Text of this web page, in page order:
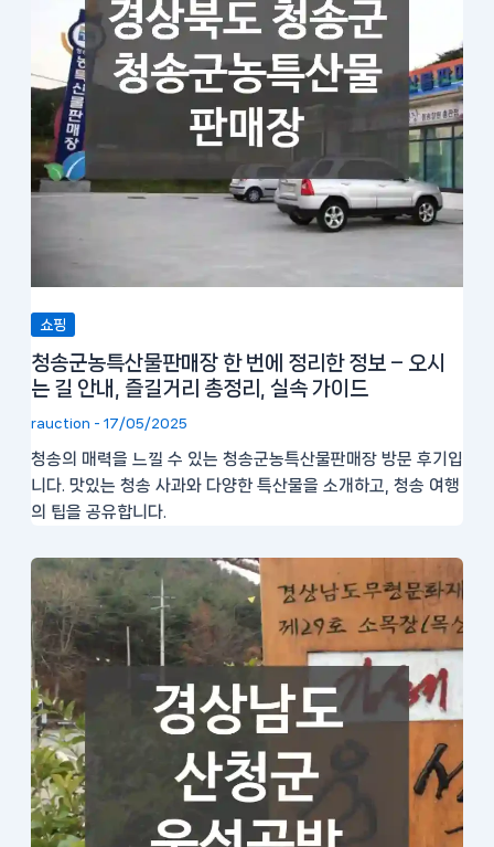
쇼핑
청송군농특산물판매장 한 번에 정리한 정보 – 오시
는 길 안내, 즐길거리 총정리, 실속 가이드
rauction - 17/05/2025
청송의 매력을 느낄 수 있는 청송군농특산물판매장 방문 후기입
니다. 맛있는 청송 사과와 다양한 특산물을 소개하고, 청송 여행
의 팁을 공유합니다.